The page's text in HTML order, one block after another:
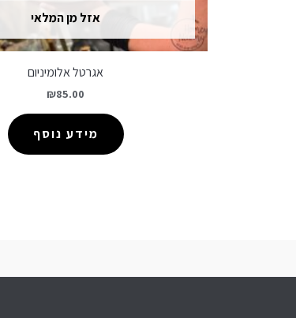
אזל מן המלאי
אגרטל אלומיניום
₪85.00
מידע נוסף